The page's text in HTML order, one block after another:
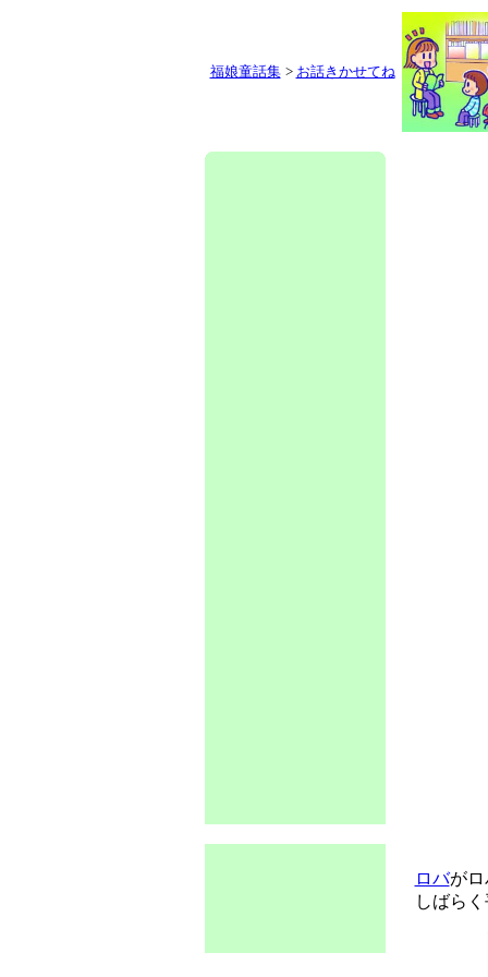
福娘童話集 > お話きかせてね
ロバがロ
しばらく